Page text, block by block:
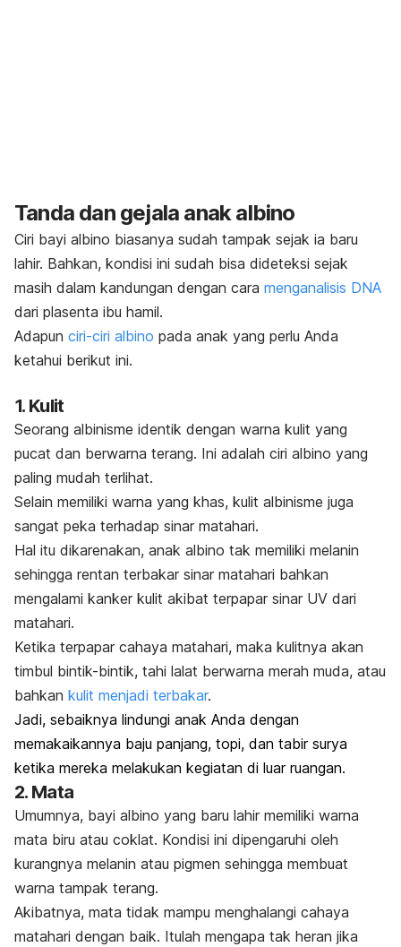
Tanda dan gejala anak albino
Ciri bayi albino biasanya sudah tampak sejak ia baru
lahir. Bahkan, kondisi ini sudah bisa dideteksi sejak
masih dalam kandungan dengan cara menganalisis DNA
dari plasenta ibu hamil.
Adapun ciri-ciri albino pada anak yang perlu Anda
ketahui berikut ini.
1. Kulit
Seorang albinisme identik dengan warna kulit yang
pucat dan berwarna terang. Ini adalah ciri albino yang
paling mudah terlihat.
Selain memiliki warna yang khas, kulit albinisme juga
sangat peka terhadap sinar matahari.
Hal itu dikarenakan, anak albino tak memiliki melanin
sehingga rentan terbakar sinar matahari bahkan
mengalami kanker kulit akibat terpapar sinar UV dari
matahari.
Ketika terpapar cahaya matahari, maka kulitnya akan
timbul bintik-bintik, tahi lalat berwarna merah muda, atau
bahkan kulit menjadi terbakar.
Jadi, sebaiknya lindungi anak Anda dengan
memakaikannya baju panjang, topi, dan tabir surya
ketika mereka melakukan kegiatan di luar ruangan.
2. Mata
Umumnya, bayi albino yang baru lahir memiliki warna
mata biru atau coklat. Kondisi ini dipengaruhi oleh
kurangnya melanin atau pigmen sehingga membuat
warna tampak terang.
Akibatnya, mata tidak mampu menghalangi cahaya
matahari dengan baik. Itulah mengapa tak heran jika